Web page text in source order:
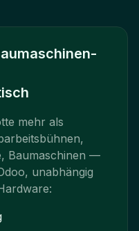
mehr als
Baumaschinen —
unabhängig